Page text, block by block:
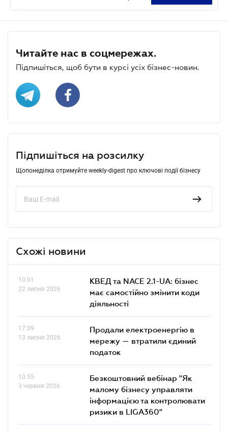
Читайте нас в соцмережах.
Підпишіться, щоб бути в курсі усіх бізнес-новин.
Підпишіться на розсилку
Щопонеділка отримуйте weekly-digest про ключові події бізнесу
Схожі новини
10.01
22 липня 2026
КВЕД та NACE 2.1-UA: бізнес
має самостійно змінити коди
діяльності
17.09
13 липня 2026
Продали електроенергію в
мережу — втратили єдиний
податок
10.55
3 червня 2026
Безкоштовний вебінар "Як
малому бізнесу управляти
інформацією та контролювати
ризики в LIGA360"